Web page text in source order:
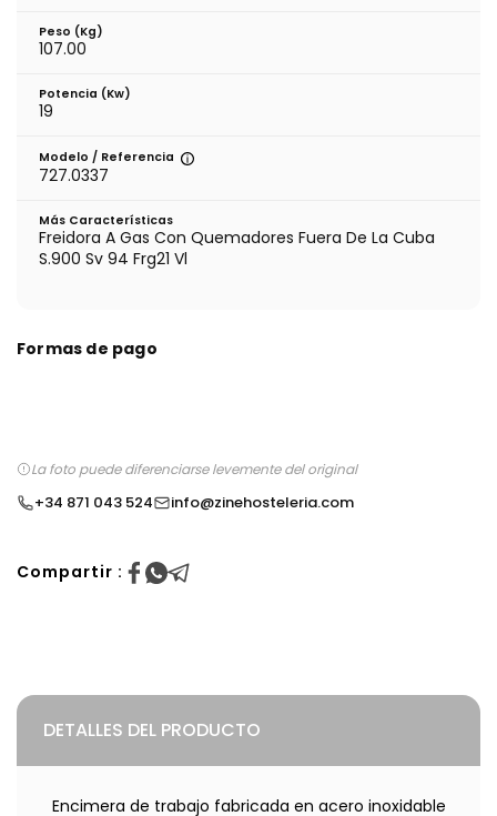
Peso (kg)
107.00
Potencia (Kw)
19
Modelo / Referencia
727.0337
Más Características
Freidora A Gas Con Quemadores Fuera De La Cuba
S.900 Sv 94 Frg21 Vl
Formas de pago
La foto puede diferenciarse levemente del original
+34 871 043 524 info@zinehosteleria.com
Compartir :
DETALLES DEL PRODUCTO
Encimera de trabajo fabricada en acero inoxidable